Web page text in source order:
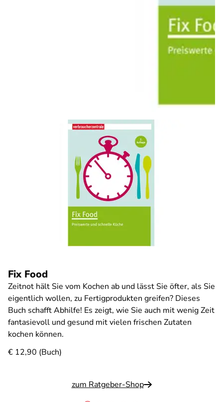
Fix Food
Zeitnot hält Sie vom Kochen ab und lässt Sie öfter, als Sie
eigentlich wollen, zu Fertigprodukten greifen? Dieses
Buch schafft Abhilfe! Es zeigt, wie Sie auch mit wenig Zeit
fantasievoll und gesund mit vielen frischen Zutaten
kochen können.
€ 12,90 (Buch)
zum Ratgeber-Shop